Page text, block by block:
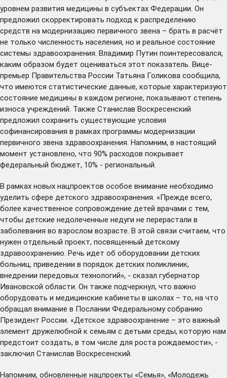
уровнем развития медицины в субъектах Федерации. Он
предложил скорректировать подход к распределению
средств на модернизацию первичного звена – брать в расчёт
не только численность населения, но и реальное состояние
системы здравоохранения. Владимир Путин поинтересовался,
каким образом будет оцениваться этот показатель. Вице-
премьер Правительства России Татьяна Голикова сообщила,
что имеются статистические данные, которые характеризуют
состояние медицины в каждом регионе, показывают степень
износа учреждений. Также Станислав Воскресенский
предложил сохранить существующие условия
софинансирования в рамках программы модернизации
первичного звена здравоохранения. Напомним, в настоящий
момент установлено, что 90% расходов покрывает
федеральный бюджет, 10% - региональный.
В рамках новых нацпроектов особое внимание необходимо
уделить сфере детского здравоохранения. «Прежде всего,
более качественное сопровождение детей врачами с тем,
чтобы детские недолеченные недуги не перерастали в
заболевания во взрослом возрасте. В этой связи считаем, что
нужен отдельный проект, посвященный детскому
здравоохранению. Речь идет об оборудовании детских
больниц, приведении в порядок детских поликлиник,
внедрении передовых технологий», - сказал губернатор
Ивановской области. Он также подчеркнул, что важно
оборудовать и медицинские кабинеты в школах – то, на что
обращал внимание в Послании Федеральному собранию
Президент России. «Детское здравоохранение – это важный
элемент дружелюбной к семьям с детьми среды, которую нам
предстоит создать, в том числе для роста рождаемости», -
заключил Станислав Воскресенский.
Напомним, обновленные нацпроекты «Семья», «Молодежь